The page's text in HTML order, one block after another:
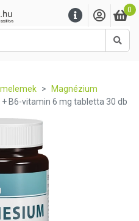
0
Magnézium
B6-vitamin 6 mg tabletta 30 db